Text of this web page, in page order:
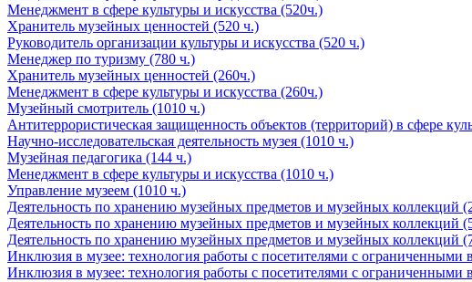
Менеджмент в сфере культуры и искусства (520ч.)
Хранитель музейных ценностей (520 ч.)
Руководитель организации культуры и искусства (520 ч.)
Менеджер по туризму (780 ч.)
Хранитель музейных ценностей (260ч.)
Менеджмент в сфере культуры и искусства (260ч.)
Музейный смотритель (1010 ч.)
Антитеррористическая защищенность объектов (территорий) в сфере
Научно-исследовательская деятельность музея (1010 ч.)
Музейная педагогика (144 ч.)
Менеджмент в сфере культуры и искусства (1010 ч.)
Управление музеем (1010 ч.)
Деятельность по хранению музейных предметов и музейных коллекций
Деятельность по хранению музейных предметов и музейных коллекций
Деятельность по хранению музейных предметов и музейных коллекций
Инклюзия в музее: технология работы с посетителями с ограниченными
Инклюзия в музее: технология работы с посетителями с ограниченными